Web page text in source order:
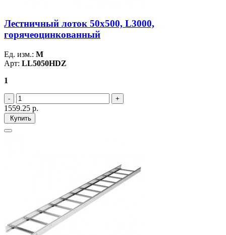
Лестничный лоток 50х500, L3000,
горячеоцинкованный
Ед. изм.: М
Арт: LL5050HDZ
1
1559.25 р.
Купить